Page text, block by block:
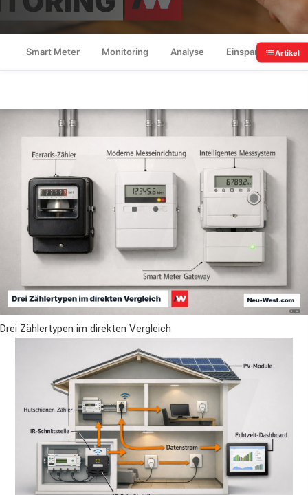
Smart Meter Monitoring Analyse EinsparungArtikel
Drei Zählertypen im direkten Vergleich